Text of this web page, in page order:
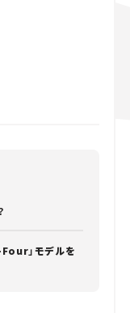
」モデルを